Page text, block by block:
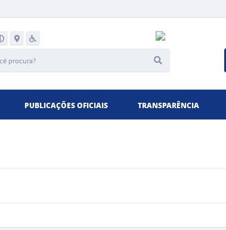
PUBLICAÇÕES OFICIAIS TRANSPARÊNCIA